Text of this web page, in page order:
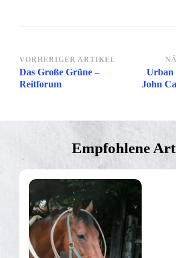
Beitragsnavigation
VORHERIGER ARTIKEL
Das Große Grüne –
Reitforum
Urban
John
Empfohlene